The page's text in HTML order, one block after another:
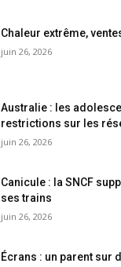
Chaleur extrême,
juin 26, 2026
Australie : les
restrictions sur les
juin 26, 2026
Canicule : la SNCF
ses trains
juin 26, 2026
Écrans : un parent sur